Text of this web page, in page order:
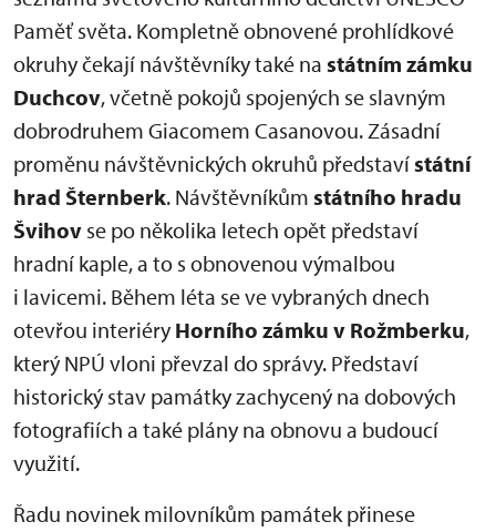
Paměť světa. Kompletně obnovené prohlídkové
okruhy čekají návštěvníky také na státním zámku
Duchcov, včetně pokojů spojených se slavným
dobrodruhem Giacomem Casanovou. Zásadní
proměnu návštěvnických okruhů představístátní
hrad Šternberk. Návštěvníkům státního hradu
Švihov se po několika letech opět představí
hradní kaple, a to s obnovenou výmalbou
i lavicemi. Během léta se ve vybraných dnech
otevřou interiéry Horního zámku v Rožmberku,
který NPÚ vloni převzal do správy. Představí
historický stav památky zachycený na dobových
fotografiích a také plány na obnovu a budoucí
využití.
Řadu novinek milovníkům památek přinese